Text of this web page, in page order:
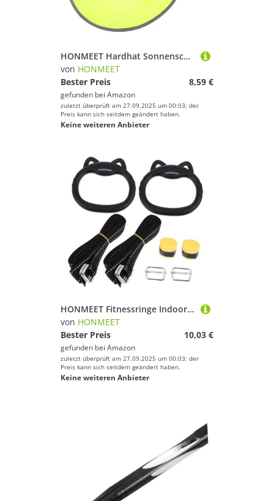
Jagd-Sport
Kampfsport
Kanu-Sport
Klettern & Bouldern
Skateboarding
Sportausrüstung
Sportausstattung
Sportbekleidung
Sportschuhe
Turnen & Gymnastik
Deinem Sport.
HONMEET Hardhat Sonnenschutz mit Nackenschutz Uv-Schutz Reflektierende Streifen Leichter Bauhelm Sonnenschutz für Sicherheitshelme Herren Arbeitshelm Zubehör
von HONMEET
Bester Preis
8,59 €
gefunden bei Amazon
zuletzt überprüft am 27.09.2025 um 00:03; der
Preis kann sich seitdem geändert haben.
Keine weiteren Anbieter
HONMEET Fitnessringe Indoor Trainingsringe mit Verstellbarem Gurt Ringe Handgriffe Strapazierfähige Bänder für Fitness und Dehnung
von HONMEET
Bester Preis
10,03 €
gefunden bei Amazon
zuletzt überprüft am 27.09.2025 um 00:03; der
Preis kann sich seitdem geändert haben.
Keine weiteren Anbieter